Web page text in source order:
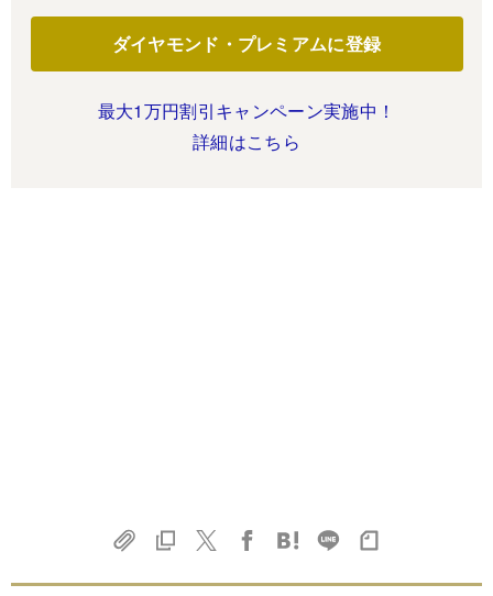
ダイヤモンド・プレミアムに登録
最大1万円割引キャンペーン実施中！
詳細はこちら